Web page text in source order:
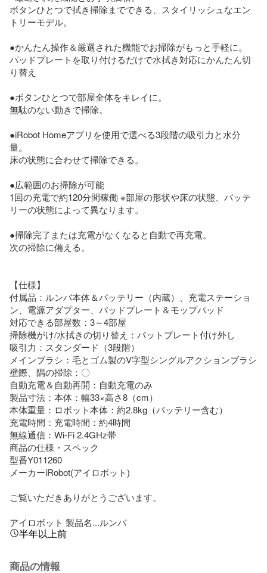
ボタンひとつで拭き掃除までできる、スタイリッシュなエン
トリーモデル。
●かんたん操作＆厳選された機能でお掃除がもっと手軽に。
パッドプレートを取り付けるだけで水拭き対応にかんたん切
り替え
●ボタンひとつで部屋全体をキレイに。
無駄のない動きで掃除。
●iRobot Homeアプリを使用で選べる3段階の吸引力と水分
量。
床の状態に合わせて掃除できる。
●広範囲のお掃除が可能
1回の充電で約120分間稼働 ※部屋の形状や床の状態、バッテ
リーの状態によって異なります。
●掃除完了または充電がなくなると自動で再充電。
次の掃除に備える。
【仕様】
付属品：ルンバ本体＆バッテリー（内蔵）、充電ステーショ
ン、電源アダプター、パッドプレート＆モップパッド
対応できる部屋数：3～4部屋
掃除機がけ/水拭きの切り替え：パットプレート付け外し
吸引力：スタンダード（3段階）
メインブラシ：毛とゴム製のV字型シングルアクションブラシ
壁際、隅の掃除：〇
自動充電＆自動再開：自動充電のみ
製品寸法：本体：幅33×高さ8（cm）
本体重量：ロボット本体：約2.8kg（バッテリー含む）
充電時間：充電時間：約4時間
無線通信：Wi-Fi 2.4GHz帯
商品の仕様・スペック
型番Y011260
メーカーiRobot(アイロボット)
ご覧いただきありがとうございます。
アイロボット 製品名...ルンバ
半年以上前
商品の情報